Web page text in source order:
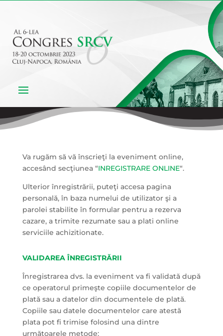
Va rugăm să vă înscrieţi la eveniment online,
accesând secţiunea “INREGISTRARE ONLINE“.
Ulterior înregistrării, puteţi accesa pagina
personală, în baza numelui de utilizator şi a
parolei stabilite în formular pentru a rezerva
cazare, a trimite rezumate sau a plati online
serviciile achizitionate.
VALIDAREA ÎNREGISTRĂRII
Înregistrarea dvs. la eveniment va fi validată după
ce operatorul primeşte copiile documentelor de
plată sau a datelor din documentele de plată.
Copiile sau datele documentelor care atestă
plata pot fi trimise folosind una dintre
următoarele metode: